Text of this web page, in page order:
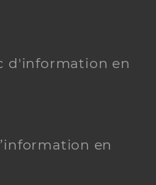
d'information en
en